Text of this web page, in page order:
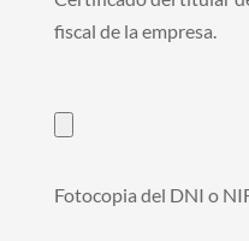
fiscal de la empresa.
Fotocopia del DNI o